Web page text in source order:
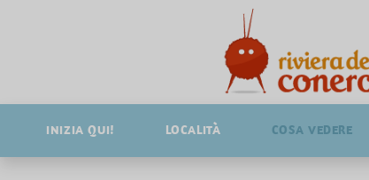
INIZIA QUI! LOCALITÀ COSA VEDERE